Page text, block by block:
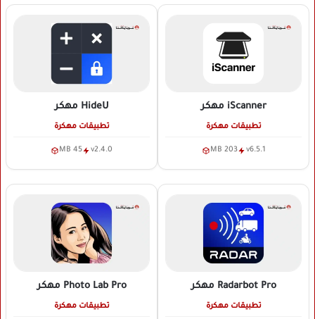
iScanner مهكر
تطبيقات مهكرة
v6.5.1
203 MB
HideU مهكر
تطبيقات مهكرة
v2.4.0
45 MB
Radarbot Pro مهكر
تطبيقات مهكرة
Photo Lab Pro مهكر
تطبيقات مهكرة